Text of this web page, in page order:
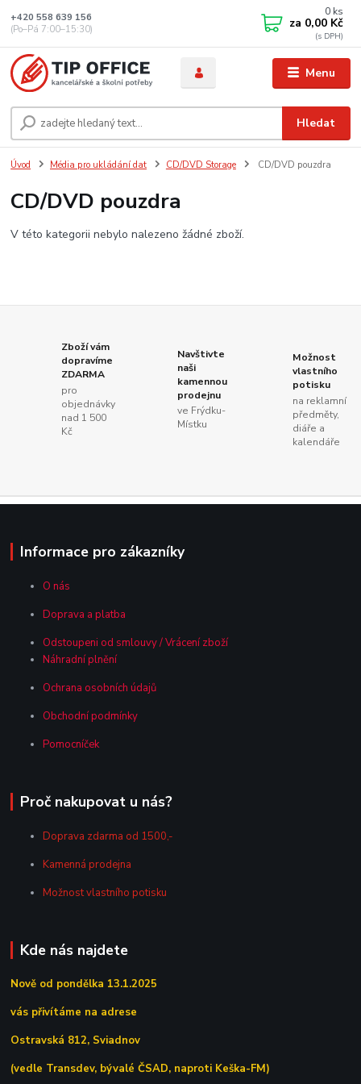
Menu
Hledat
+420 558 639 156
(Po–Pá 7:00–15:30)
0 ks
za 0,00 Kč
Úvod Média pro ukládání dat CD/DVD Storage CD/DVD pouzdra
CD/DVD pouzdra
V této kategorii nebylo nalezeno žádné zboží.
Zboží vám
dopravíme
ZDARMA
pro
objednávky
nad 1 500
Kč
Navštivte
naši
kamennou
prodejnu
ve Frýdku-
Místku
Možnost
vlastního
potisku
na reklamní
předměty,
diáře a
kalendáře
Informace pro zákazníky
O nás
Doprava a platba
Odstoupeni od smlouvy / Vrácení zboží
Náhradní plnění
Ochrana osobních údajů
Obchodní podmínky
Pomocníček
Proč nakupovat u nás?
Doprava zdarma od 1500,-
Kamenná prodejna
Možnost vlastního potisku
Kde nás najdete
Nově od pondělka 13.1.2025
vás přivítáme na adrese
Ostravská 812, Sviadnov
(vedle Transdev, bývalé ČSAD, naproti Keška-FM)